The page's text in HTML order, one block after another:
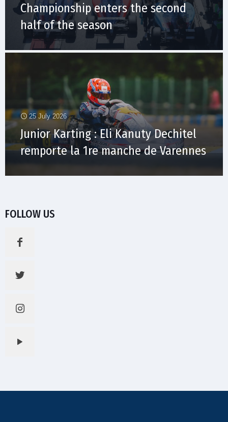
Championship enters the second
half of the season
25 July 2026
Junior Karting : Eli Kanuty Dechitel
remporte la 1re manche de Varennes
FOLLOW US